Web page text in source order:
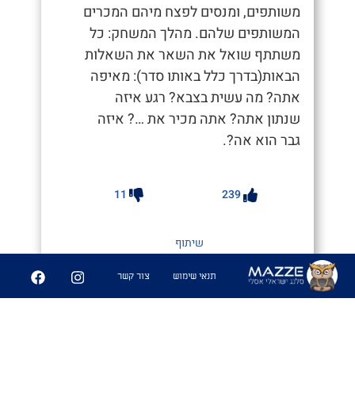
משותפים, ומנסים לפצח מיהם המכרים
המשותפים שלהם. מהלך המשחק: כל
משתתף שואל את השאר את השאלות
הבאות(בדרך כלל באותו סדר): מאיפה
אתה? מה עשית בצבא? רגע איזה
שנתון אתה? אתה מכיר את …? איזה
גבר הוא אה?.
239
11
שיתוף
תנאי שימוש צור קשר